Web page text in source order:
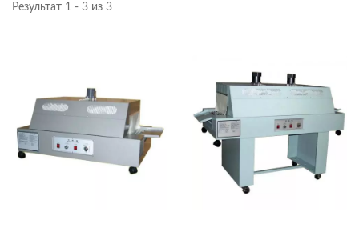
Результат 1 - 3 из 3